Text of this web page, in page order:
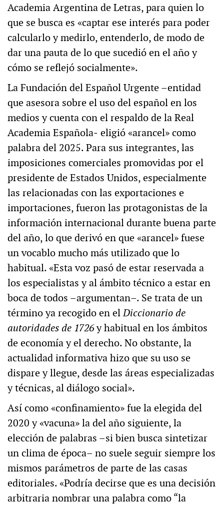
Academia Argentina de Letras, para quien lo
que se busca es «captar ese interés para poder
calcularlo y medirlo, entenderlo, de modo de
dar una pauta de lo que sucedió en el año y
cómo se reflejó socialmente».
La Fundación del Español Urgente –entidad
que asesora sobre el uso del español en los
medios y cuenta con el respaldo de la Real
Academia Española‒ eligió «arancel» como
palabra del 2025. Para sus integrantes, las
imposiciones comerciales promovidas por el
presidente de Estados Unidos, especialmente
las relacionadas con las exportaciones e
importaciones, fueron las protagonistas de la
información internacional durante buena parte
del año, lo que derivó en que «arancel» fuese
un vocablo mucho más utilizado que lo
habitual. «Esta voz pasó de estar reservada a
los especialistas y al ámbito técnico a estar en
boca de todos –argumentan–. Se trata de un
término ya recogido en elDiccionario de
autoridades de 1726y habitual en los ámbitos
de economía y el derecho. No obstante, la
actualidad informativa hizo que su uso se
dispare y llegue, desde las áreas especializadas
y técnicas, al diálogo social».
Así como «confinamiento» fue la elegida del
2020 y «vacuna» la del año siguiente, la
elección de palabras –si bien busca sintetizar
un clima de época– no suele seguir siempre los
mismos parámetros de parte de las casas
editoriales. «Podría decirse que es una decisión
arbitraria nombrar una palabra como “la